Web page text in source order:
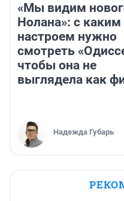
«Мы видим
Нолана»: с каким
настроем нужно
смотреть
чтобы она не
выглядела как
Надежда Губарь